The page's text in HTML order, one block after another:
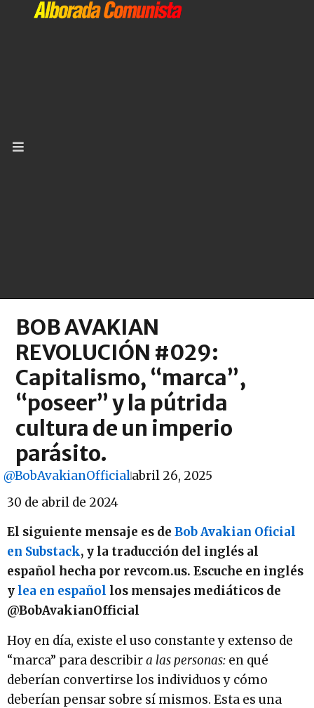
BOB AVAKIAN
REVOLUCIÓN #029:
Capitalismo, “marca”,
“poseer” y la pútrida
cultura de un imperio
parásito.
@BobAvakianOfficialabril 26, 2025
30 de abril de 2024
El siguiente mensaje es de Bob Avakian Oficial
en Substack, y la traducción del inglés al
español hecha por revcom.us. Escuche en inglés
y lea en español los mensajes mediáticos de
@BobAvakianOfficial
Hoy en día, existe el uso constante y extenso de
“marca” para describira las personas: en qué
deberían convertirse los individuos y cómo
deberían pensar sobre sí mismos. Esta es una